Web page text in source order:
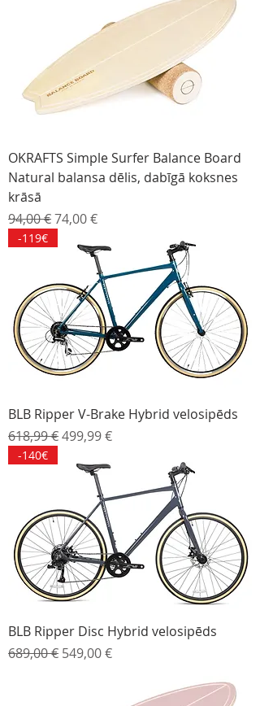
OKRAFTS Simple Surfer Balance Board
Natural balansa dēlis, dabīgā koksnes
krāsā
Parastā cena
94,00 €Izpārdošanas cena
74,00 €
-119€
BLB Ripper V-Brake Hybrid velosipēds
Parastā cena
618,99 €Izpārdošanas cena
499,99 €
-140€
BLB Ripper Disc Hybrid velosipēds
Parastā cena
689,00 € Izpārdošanas cena
549,00 €